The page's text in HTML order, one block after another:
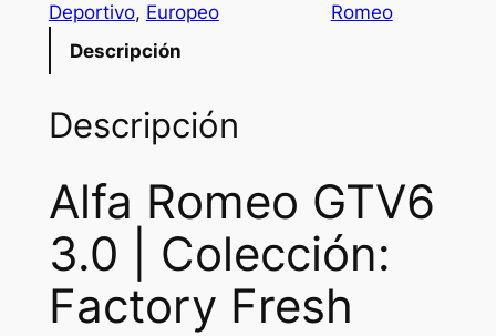
Deportivo, Europeo
Romeo
Descripción
Descripción
Alfa Romeo GTV6
3.0 | Colección:
Factory Fresh